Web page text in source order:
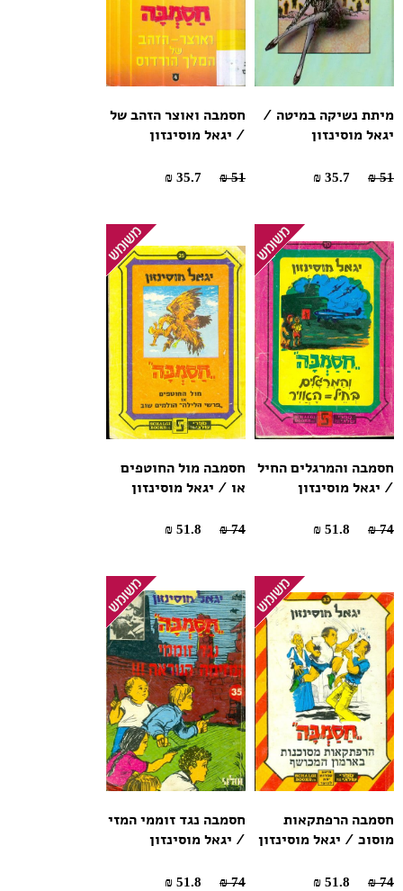
מיתת נשיקה במיטה /
יגאל מוסינזון
51 ₪
חסמבה ואוצר הזהב של
/ יגאל מוסינזון
51 ₪
חסמבה והמרגלים החיל
/ יגאל מוסינזון
74 ₪
חסמבה מול החוטפים
או / יגאל מוסינזון
74 ₪
חסמבה הרפתקאות
מוסוכ / יגאל מוסינזון
74 ₪
חסמבה נגד זוממי המזי
/ יגאל מוסינזון
74 ₪